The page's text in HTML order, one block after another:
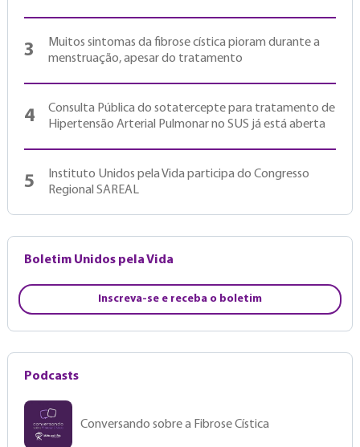
3
Muitos sintomas da fibrose cística pioram durante a
menstruação, apesar do tratamento
4
Consulta Pública do sotatercepte para tratamento de
Hipertensão Arterial Pulmonar no SUS já está aberta
5
Instituto Unidos pela Vida participa do Congresso
Regional SAREAL
Boletim Unidos pela Vida
Inscreva-se e receba o boletim
Podcasts
Conversando sobre a Fibrose Cística